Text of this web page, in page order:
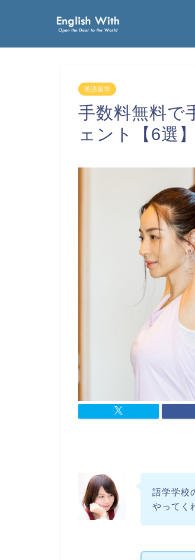
英語留学
手数料無料で
ェント【6選】
語学学校
やってく